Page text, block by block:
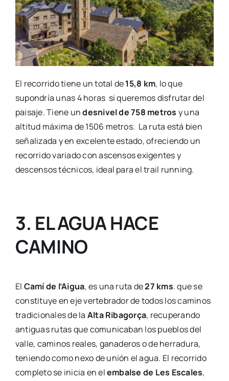
El recorrido tiene un total de15,8 km, lo que
supondría unas 4 horas si queremos disfrutar del
paisaje. Tiene undesnivel de 758 metros y una
altitud máxima de 1506 metros. La ruta está bien
señalizada y en excelente estado, ofreciendo un
recorrido variado con ascensos exigentes y
descensos técnicos, ideal para el trail running.
3. EL AGUA HACE
CAMINO
El Camí de l’Aigua, es una ruta de27 kms. que se
constituye en eje vertebrador de todos los caminos
tradicionales de la Alta Ribagorça, recuperando
antiguas rutas que comunicaban los pueblos del
valle, caminos reales, ganaderos o de herradura,
teniendo como nexo de unión el agua. El recorrido
completo se inicia en elembalse de Les Escales,